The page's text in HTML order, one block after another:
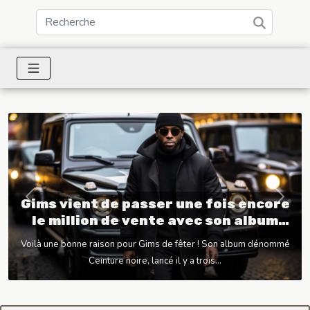
Gims vient de passer une fois encore
le million de vente avec son album
Ceinture noire
Voilà une bonne raison pour Gims de fêter ! Son album dénommé
Ceinture noire, lancé il y a trois...
Previous Next